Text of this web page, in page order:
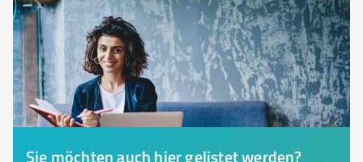
Sie möchten auch hier gelistet werden?